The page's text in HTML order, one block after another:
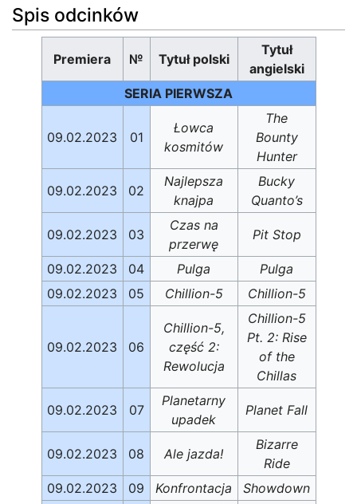
Spis odcinków
Premiera № Tytuł polski
Tytuł
angielski
SERIA PIERWSZA
09.02.2023 01
Łowca
kosmitów
The
Bounty
Hunter
09.02.2023 02
Najlepsza
knajpa
Bucky
Quanto’s
09.02.2023 03
Czas na
przerwę
Pit Stop
09.02.2023 04 Pulga
Pulga
09.02.2023
05 Chillion-5 Chillion-5
09.02.2023 06
Chillion-5,
część 2:
Rewolucja
Chillion-5
Pt. 2: Rise
of the
Chillas
09.02.2023 07
Planetarny
upadek
Planet Fall
09.02.2023 08 Ale jazda!
Bizarre
Ride
09.02.2023
09 Konfrontacja Showdown